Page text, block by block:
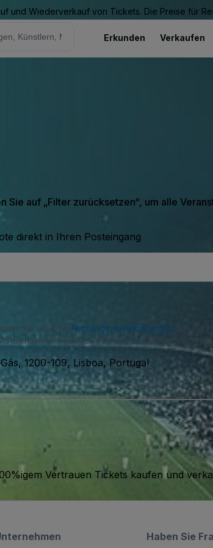
und Wiederverkauf von Tickets. Die Preise für
Erkunden Verkaufen
Sie auf „Filter zurücksetzen“, um alle
direkt in Ihren Posteingang
Sie unseren Nutzungsvereinbarungen zu und
Benachrichtigungen von uns und können sich
1200-109, Lisboa, Portugal
Vertrauen Tickets kaufen und
Haben Sie